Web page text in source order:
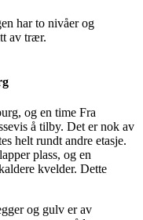
og en time Fra
å tilby. Det er nok av
helt rundt andre etasje.
plass, og en
kvelder. Dette